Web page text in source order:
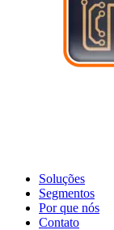
Soluções
Segmentos
Por que nós
Contato